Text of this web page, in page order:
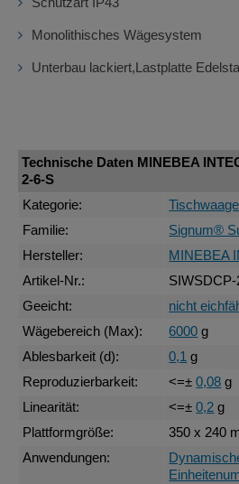
Monolithisches Wägesystem
Unterbau lackiert,Lastplatte
Technische Daten MINEBEA
2-6-S
Kategorie:
Familie:
Signum®
Hersteller:
MINEBEA
Artikel-Nr.:
SIWSDCP-
Geeicht:
nicht
Wägebereich (Max):
6000 g
Ablesbarkeit (d):
0,1 g
Reproduzierbarkeit:
<=±0,08 g
Linearität:
<=±0,2 g
Plattformgröße:
350 x 240
Anwendungen: